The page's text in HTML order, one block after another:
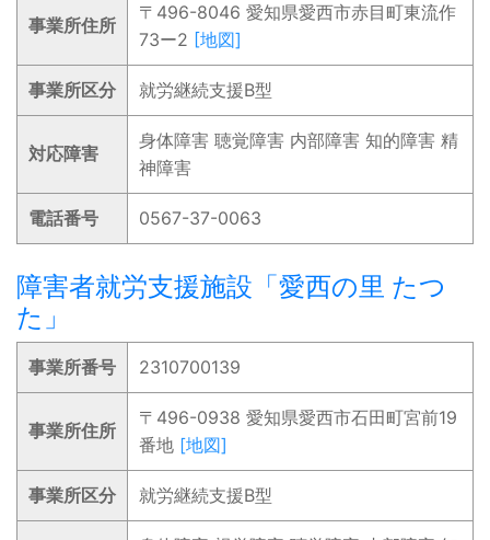
事業所住所
〒496-8046 愛知県愛西市赤目町東流作
73ー2 [地図]
事業所区分 就労継続支援B型
対応障害
身体障害 聴覚障害 内部障害 知的障害 精
神障害
電話番号 0567-37-0063
障害者就労支援施設「愛西の里 たつ
た」
事業所番号 2310700139
事業所住所
〒496-0938 愛知県愛西市石田町宮前19
番地 [地図]
事業所区分 就労継続支援B型